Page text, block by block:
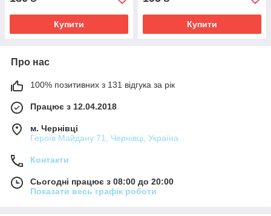
Купити Купити
Про нас
100% позитивних з 131 відгука за рік
Працює з 12.04.2018
м. Чернівці
Героїв Майдану 71, Чернівці, Україна
Контакти
Сьогодні працює з 08:00 до 20:00
Показати весь графік роботи